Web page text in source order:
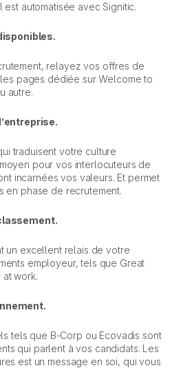
est automatisée avec Signitic.
relayez vos offres de
pages dédiée sur Welcome to
autre.
traduisent votre culture
pour vos interlocuteurs de
incarnées vos valeurs. Et permet
en phase de recrutement.
un excellent relais de votre
employeur, tels que Great
work.
tels que B-Corp ou Ecovadis sont
qui parlent à vos candidats. Les
est un message en soi, qui vous